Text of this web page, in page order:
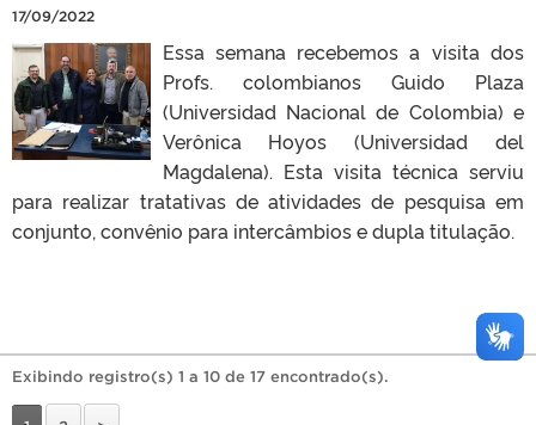
17/09/2022
Essa semana recebemos a visita dos
Profs. colombianos Guido Plaza
(Universidad Nacional de Colombia) e
Verônica Hoyos (Universidad del
Magdalena). Esta visita técnica serviu
para realizar tratativas de atividades de pesquisa em
conjunto, convênio para intercâmbios e dupla titulação.
Exibindo registro(s) 1 a 10 de 17 encontrado(s).